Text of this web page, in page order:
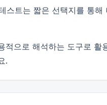
스트는 짧은 선택지를 통해
적으로 해석하는 도구로 활
.